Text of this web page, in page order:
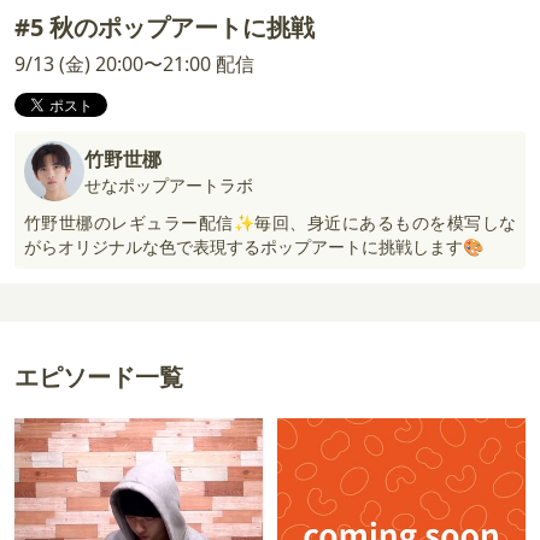
#5 秋のポップアートに挑戦
9/13 (金) 20:00〜21:00 配信
竹野世梛
せなポップアートラボ
竹野世梛のレギュラー配信✨毎回、身近にあるものを模写しな
がらオリジナルな色で表現するポップアートに挑戦します🎨
エピソード一覧